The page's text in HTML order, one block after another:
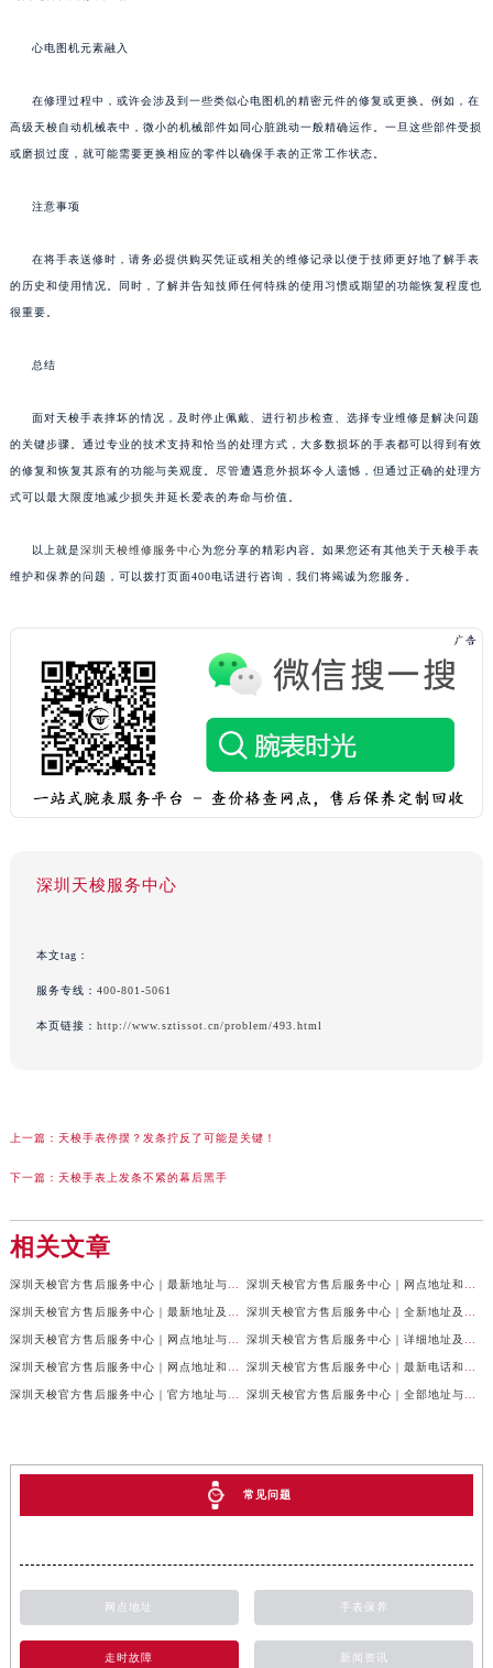
心电图机元素融入
在修理过程中，或许会涉及到一些类似心电图机的精密元件的修复或更换。例如，在
高级天梭自动机械表中，微小的机械部件如同心脏跳动一般精确运作。一旦这些部件受损
或磨损过度，就可能需要更换相应的零件以确保手表的正常工作状态。
注意事项
在将手表送修时，请务必提供购买凭证或相关的维修记录以便于技师更好地了解手表
的历史和使用情况。同时，了解并告知技师任何特殊的使用习惯或期望的功能恢复程度也
很重要。
总结
面对天梭手表摔坏的情况，及时停止佩戴、进行初步检查、选择专业维修是解决问题
的关键步骤。通过专业的技术支持和恰当的处理方式，大多数损坏的手表都可以得到有效
的修复和恢复其原有的功能与美观度。尽管遭遇意外损坏令人遗憾，但通过正确的处理方
式可以最大限度地减少损失并延长爱表的寿命与价值。
以上就是深圳天梭维修服务中心为您分享的精彩内容。如果您还有其他关于天梭手表
维护和保养的问题，可以拨打页面400电话进行咨询，我们将竭诚为您服务。
深圳天梭服务中心
本文tag：
服务专线： 400-801-5061
本页链接： http://www.sztissot.cn/problem/493.html
上一篇： 天梭手表停摆？发条拧反了可能是关键！
下一篇： 天梭手表上发条不紧的幕后黑手
相关文章
常见问题
网点地址 手表保养
走时故障 新闻资讯